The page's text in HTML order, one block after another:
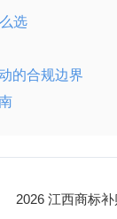
选
的合规边界
2026 江西商标